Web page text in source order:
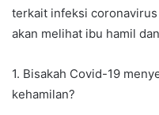
terkait infeksi
akan melihat ibu hamil
1. Bisakah Covid-19
kehamilan?